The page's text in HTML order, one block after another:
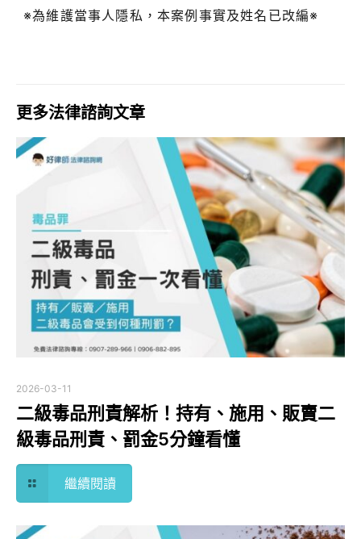
※為維護當事人隱私，本案例事實及姓名已改編※
更多法律諮詢文章
2026-03-11
二級毒品刑責解析！持有、施用、販賣二
級毒品刑責、罰金5分鐘看懂
繼續閱讀